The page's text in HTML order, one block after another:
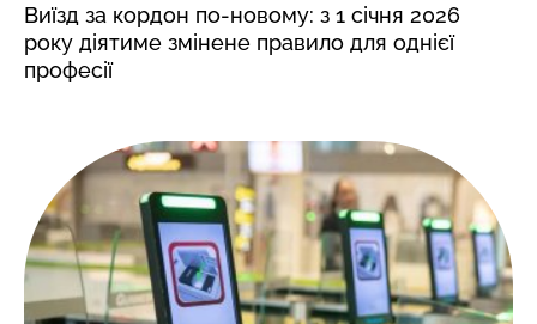
Виїзд за кордон по-новому: з 1 січня 2026
року діятиме змінене правило для однієї
професії